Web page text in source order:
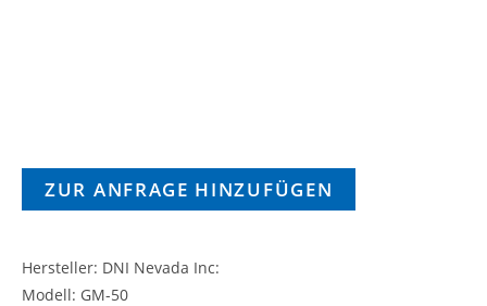
ZUR ANFRAGE HINZUFÜGEN
Hersteller: DNI Nevada Inc:
Modell: GM-50